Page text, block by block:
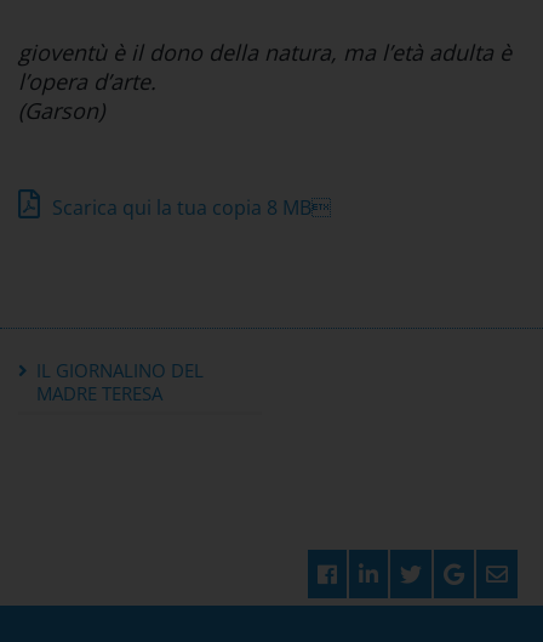
gioventù è il dono della natura, ma l’età adulta è
l’opera d’arte.
(Garson)
Scarica qui la tua copia 8 MB
IL GIORNALINO DEL
MADRE TERESA